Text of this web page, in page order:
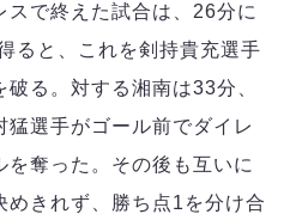
スで終えた試合は、26分に
ると、これを剣持貴充選手
る。対する湘南は33分、
選手がゴール前でダイレ
を奪った。その後も互いに
めきれず、勝ち点1を分け合